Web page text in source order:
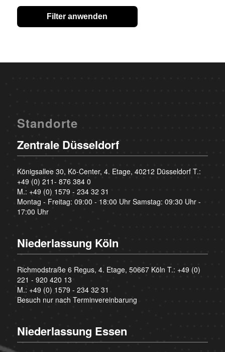
Filter anwenden
Standorte
Zentrale Düsseldorf
Königsallee 30, Kö-Center, 4. Etage, 40212 Düsseldorf T.:
+49 (0) 211- 876 384 0
M.: +49 (0) 1579 - 234 32 31
Montag - Freitag: 09:00 - 18:00 Uhr Samstag: 09:30 Uhr -
17:00 Uhr
Niederlassung Köln
Richmodstraße 6 Regus, 4. Etage, 50667 Köln T.: +49 (0)
221 - 920 420 13
M.: +49 (0) 1579 - 234 32 31
Besuch nur nach Terminvereinbarung
Niederlassung Essen